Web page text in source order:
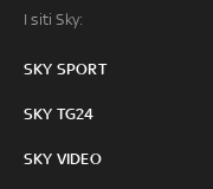
I siti Sky:
SKY SPORT
SKY TG24
SKY VIDEO